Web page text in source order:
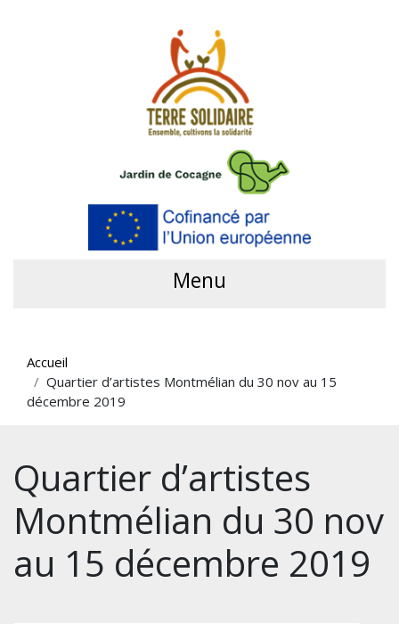
Menu
Accueil
Quartier d’artistes Montmélian du 30 nov au 15
décembre 2019
Quartier d’artistes
Montmélian du 30 nov
au 15 décembre 2019